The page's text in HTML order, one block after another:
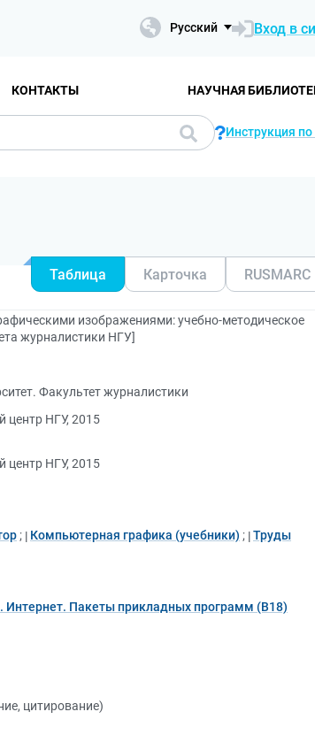
Русский Вход в
КОНТАКТЫ НАУЧНАЯ
Инструкция по
Таблица Карточка RUSMARC
изображениями: учебно-методическое
журналистики НГУ]
Факультет журналистики
центр НГУ, 2015
центр НГУ, 2015
; Компьютерная графика (учебники) ; Труды
Интернет. Пакеты прикладных программ (В18)
цитирование)